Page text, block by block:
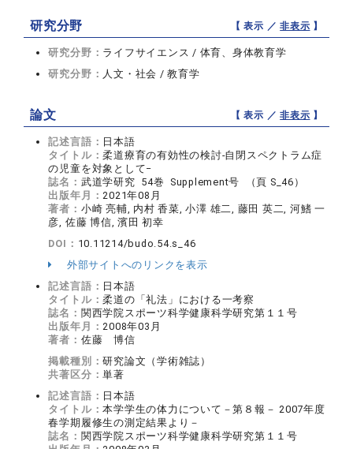
研究分野 【 表示 ／非表示 】
研究分野： ライフサイエンス / 体育、身体教育学
研究分野： 人文・社会 / 教育学
論文 【 表示 ／非表示 】
記述言語： 日本語
タイトル：柔道療育の有効性の検討-自閉スペクトラム症
の児童を対象として−
誌名： 武道学研究 54巻 Supplement号 （頁 S_46）
出版年月：2021年08月
著者： 小崎 亮輔, 内村 香菜, 小澤 雄二, 藤田 英二, 河鰭 一
彦, 佐藤 博信, 濱田 初幸
DOI： 10.11214/budo.54.s_46
外部サイトへのリンクを表示
記述言語： 日本語
タイトル：柔道の「礼法」における一考察
誌名： 関西学院スポーツ科学健康科学研究第１１号
出版年月：2008年03月
著者： 佐藤 博信
掲載種別：研究論文（学術雑誌）
共著区分：単著
記述言語： 日本語
タイトル：本学学生の体力について－第８報－ 2007年度
春学期履修生の測定結果より－
誌名： 関西学院スポーツ科学健康科学研究第１１号